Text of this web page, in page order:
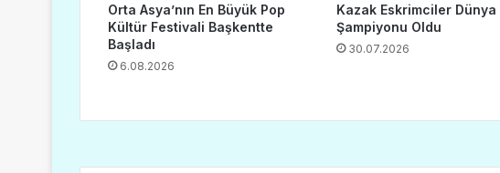
Orta Asya’nın En Büyük Pop
Kültür Festivali Başkentte
Başladı
6.08.2026
Kazak Eskrimciler Dünya
Şampiyonu Oldu
30.07.2026